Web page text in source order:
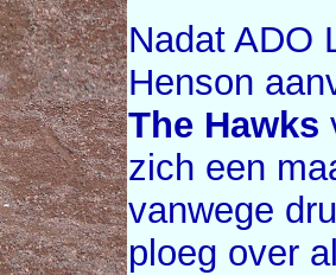
Nadat ADO
Henson
The Hawks
zich een
vanwege
ploeg over